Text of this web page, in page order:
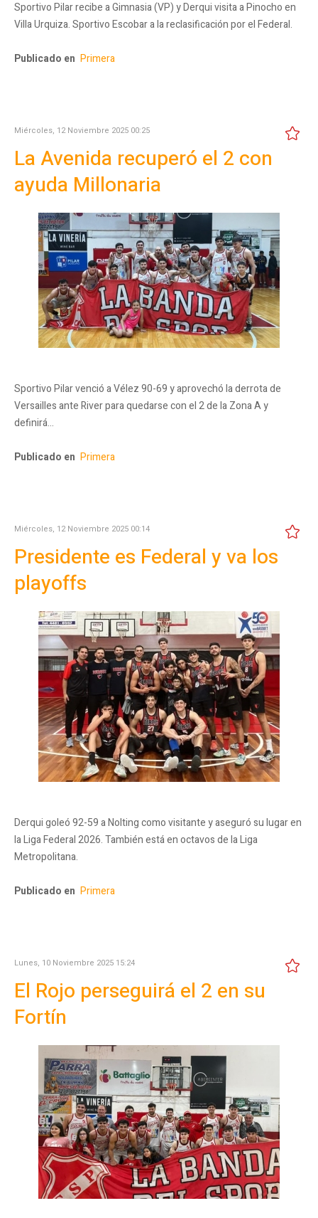
Sportivo Pilar recibe a Gimnasia (VP) y Derqui visita a Pinocho en
Villa Urquiza. Sportivo Escobar a la reclasificación por el Federal.
Publicado en Primera
Miércoles, 12 Noviembre 2025 00:25
La Avenida recuperó el 2 con
ayuda Millonaria
Sportivo Pilar venció a Vélez 90-69 y aprovechó la derrota de
Versailles ante River para quedarse con el 2 de la Zona A y
definirá…
Publicado en Primera
Miércoles, 12 Noviembre 2025 00:14
Presidente es Federal y va los
playoffs
Derqui goleó 92-59 a Nolting como visitante y aseguró su lugar en
la Liga Federal 2026. También está en octavos de la Liga
Metropolitana.
Publicado en Primera
Lunes, 10 Noviembre 2025 15:24
El Rojo perseguirá el 2 en su
Fortín